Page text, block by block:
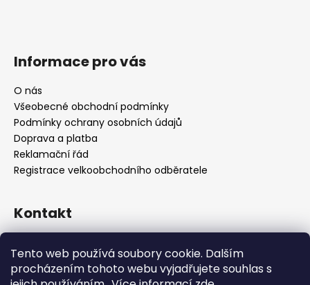
Tento web používá soubory cookie. Dalším
procházením tohoto webu vyjadřujete souhlas s
Informace pro vás
O nás
Všeobecné obchodní podmínky
Podmínky ochrany osobních údajů
Doprava a platba
Reklamační řád
Registrace velkoobchodního odběratele
Kontakt
+420222744000